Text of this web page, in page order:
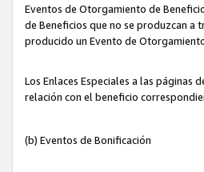
Eventos de Otorgamiento de
de Beneficios que no se produzcan a
producido un Evento de
Los Enlaces Especiales a las páginas
relación con el beneficio
(b) Eventos de Bonificación